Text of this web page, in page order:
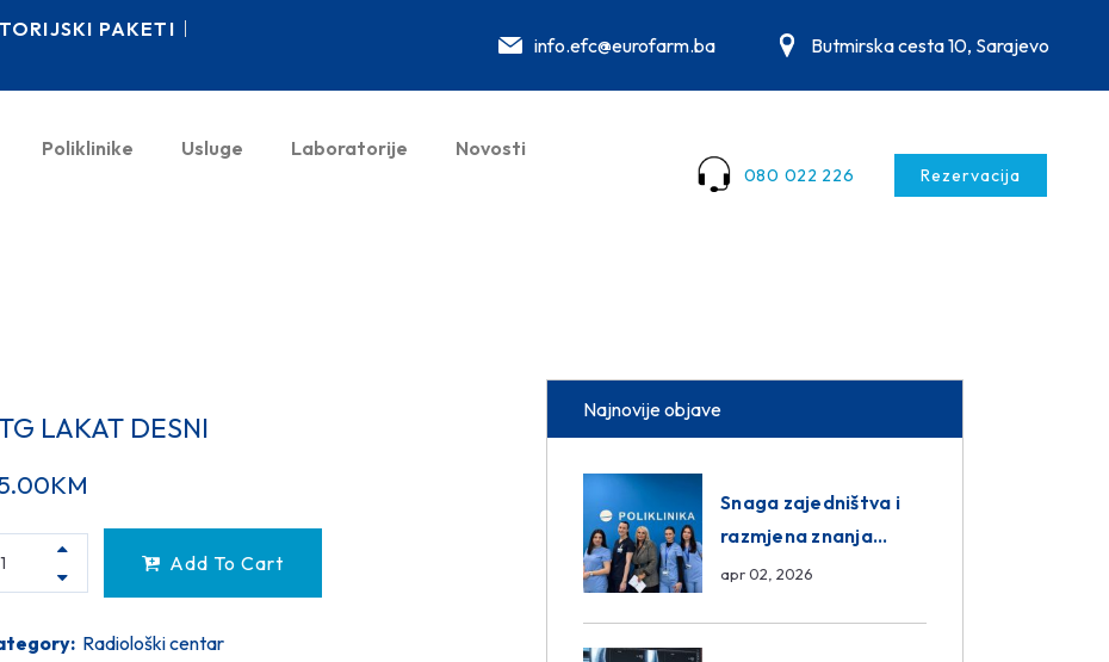
PAKETI
info.efc@eurofarm.ba Butmirska cesta 10, Sarajevo
Poliklinike Usluge Laboratorije Novosti
080 022 226 Rezervacija
LAKAT DESNI
KM
Add To Cart
Radiološki centar
Najnovije objave
Snaga zajedništva i
razmjena znanja
unutar ASA Medical
apr 02, 2026